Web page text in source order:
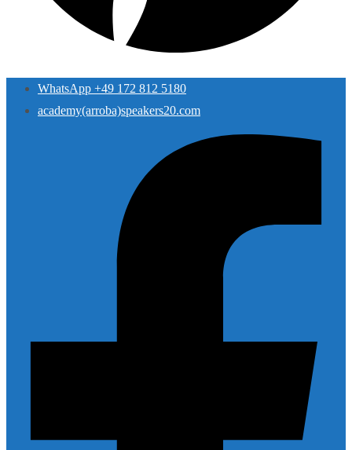
WhatsApp +49 172 812 5180
academy(arroba)speakers20.com